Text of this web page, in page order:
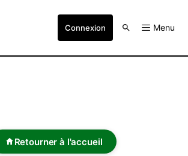
Connexion Menu
Retourner à l'accueil